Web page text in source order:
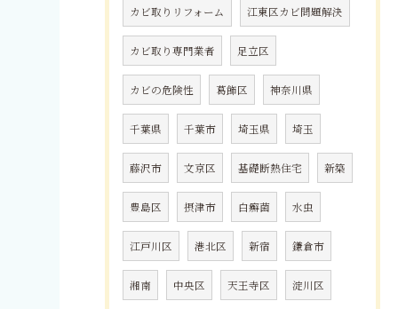
カビ取りリフォーム 江東区カビ問題解決
カビ取り専門業者 足立区
カビの危険性 葛飾区 神奈川県
千葉県 千葉市 埼玉県 埼玉
藤沢市 文京区 基礎断熱住宅 新築
豊島区 摂津市 白癬菌 水虫
江戸川区 港北区 新宿 鎌倉市
湘南 中央区 天王寺区 淀川区